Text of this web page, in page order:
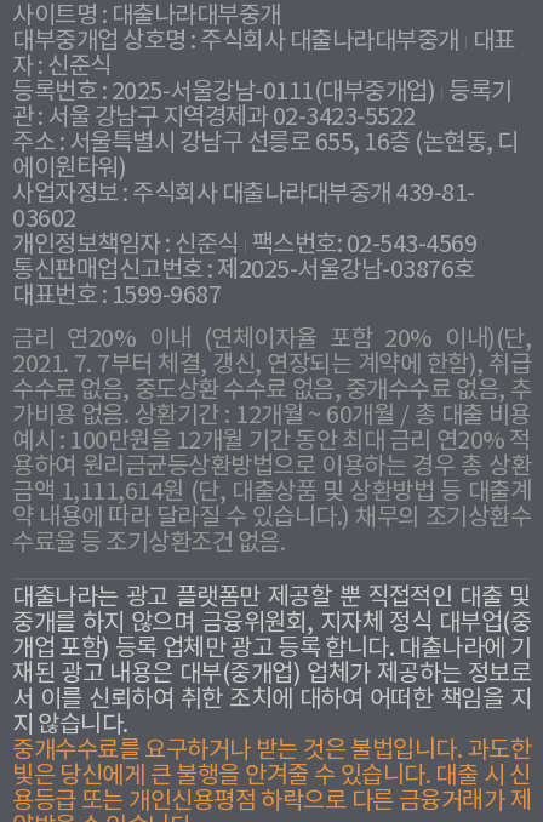
사이트명 : 대출나라대부중개
대부중개업 상호명 : 주식회사 대출나라대부중개
대표
자 : 신준식
등록번호 : 2025-서울강남-0111(대부중개업) 등록기
관 : 서울 강남구 지역경제과 02-3423-5522
주소 : 서울특별시 강남구 선릉로 655, 16층 (논현동, 디
에이원타워)
사업자정보 : 주식회사 대출나라대부중개 439-81-
03602
개인정보책임자 : 신준식
팩스번호: 02-543-4569
통신판매업신고번호 : 제2025-서울강남-03876호
대표번호 : 1599-9687
금리 연20% 이내 (연체이자율 포함 20% 이내)(단,
2021. 7. 7부터 체결, 갱신, 연장되는 계약에 한함), 취급
수수료 없음, 중도상환 수수료 없음, 중개수수료 없음, 추
가비용 없음. 상환기간 : 12개월 ~ 60개월 / 총 대출 비용
예시 : 100만원을 12개월 기간 동안 최대 금리 연20% 적
용하여 원리금균등상환방법으로 이용하는 경우 총 상환
금액 1,111,614원 (단, 대출상품 및 상환방법 등 대출계
약 내용에 따라 달라질 수 있습니다.) 채무의 조기상환수
수료율 등 조기상환조건 없음.
대출나라는 광고 플랫폼만 제공할 뿐 직접적인 대출 및
중개를 하지 않으며 금융위원회, 지자체 정식 대부업(중
개업 포함) 등록 업체만 광고 등록 합니다. 대출나라에 기
재된 광고 내용은 대부(중개업) 업체가 제공하는 정보로
서 이를 신뢰하여 취한 조치에 대하여 어떠한 책임을 지
지 않습니다.
중개수수료를 요구하거나 받는 것은 불법입니다. 과도한
빛은 당신에게 큰 불행을 안겨줄 수 있습니다. 대출 시 신
용등급 또는 개인신용평점 하락으로 다른 금융거래가 제